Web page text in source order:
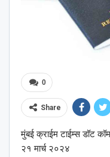
0
Share
मुंबई क्राईम टाईम्स डॉट कॉम
२१ मार्च २०२४